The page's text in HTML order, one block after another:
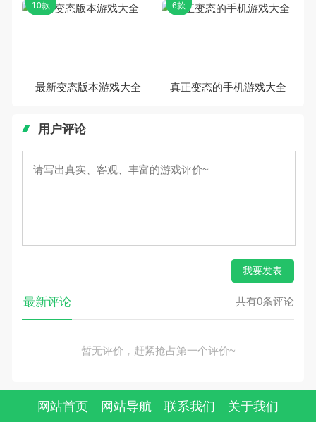
最新变态版本游戏大全
10款
真正变态的手机游戏大全
6款
用户评论
我要发表
最新评论 共有0条评论
暂无评价，赶紧抢占第一个评价~
网站首页 网站导航 联系我们 关于我们